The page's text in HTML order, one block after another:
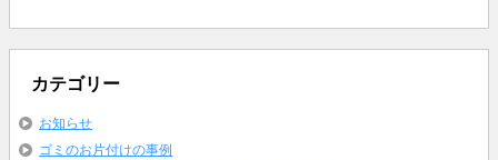
カテゴリー
お知らせ
ゴミのお片付けの事例